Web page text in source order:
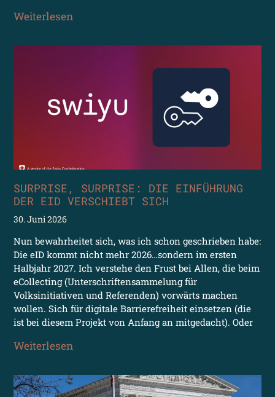
Weiterlesen
SURPRISE, SURPRISE: DIE EINFÜHRUNG
DER EID VERSCHIEBT SICH
30. Juni 2026
Nun bewahrheitet sich, was ich schon geschrieben habe:
Die eID kommt nicht mehr 2026…sondern im ersten
Halbjahr 2027. Ich verstehe den Frust bei Allen, die beim
eCollecting (Unterschriftensammelung für
Volksinitiativen und Referenden) vorwärts machen
wollen. Sich für digitale Barrierefreiheit einsetzen (die
ist bei diesem Projekt von Anfang an mitgedacht). Oder
Weiterlesen